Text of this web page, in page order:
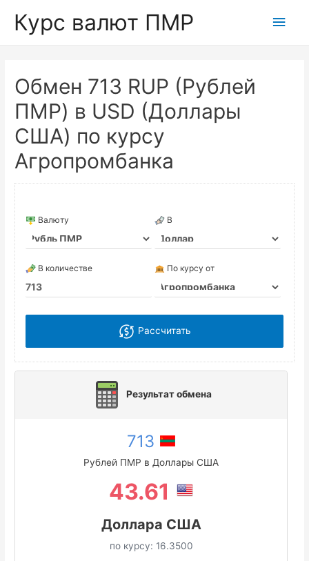
Курс валют ПМР
Обмен 713 RUP (Рублей
ПМР) в USD (Доллары
США) по курсу
Агропромбанка
Валюту В
В количестве По курсу от
Рассчитать
Результат обмена
713
Рублей ПМР в Доллары США
43.61
Доллара США
по курсу: 16.3500